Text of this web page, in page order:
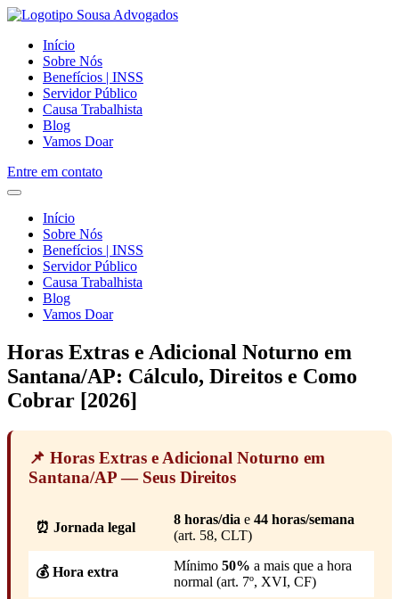
Início
Sobre Nós
Benefícios | INSS
Servidor Público
Causa Trabalhista
Blog
Vamos Doar
Entre em contato
Início
Sobre Nós
Benefícios | INSS
Servidor Público
Causa Trabalhista
Blog
Vamos Doar
Horas Extras e Adicional Noturno em
Santana/AP: Cálculo, Direitos e Como
Cobrar [2026]
📌 Horas Extras e Adicional Noturno em
Santana/AP — Seus Direitos
⏰ Jornada legal
8 horas/dia e 44 horas/semana
(art. 58, CLT)
💰 Hora extra Mínimo 50% a mais que a hora
normal (art. 7º, XVI, CF)